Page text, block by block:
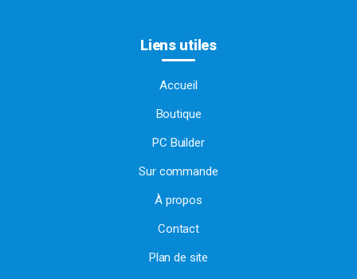
Liens utiles
Accueil
Boutique
PC Builder
Sur commande
À propos
Contact
Plan de site